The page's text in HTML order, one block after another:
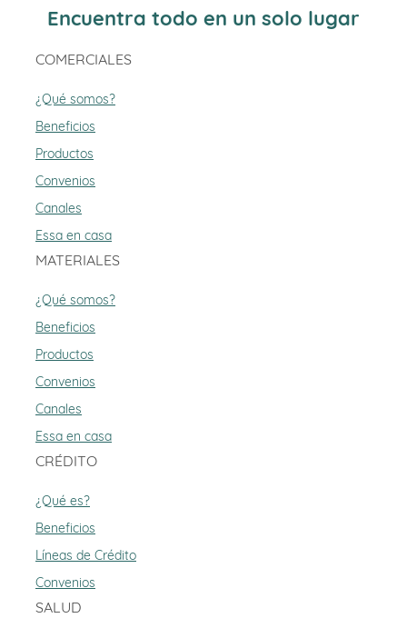
Encuentra todo en un solo lugar
COMERCIALES
¿Qué somos?
Beneficios
Productos
Convenios
Canales
Essa en casa
MATERIALES
¿Qué somos?
Beneficios
Productos
Convenios
Canales
Essa en casa
CRÉDITO
¿Qué es?
Beneficios
Líneas de Crédito
Convenios
SALUD